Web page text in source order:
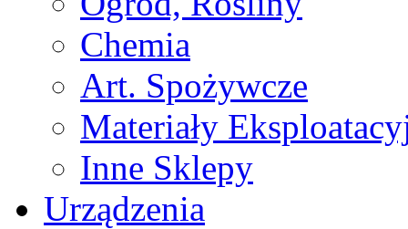
Chemia
Art. Spożywcze
Materiały
Inne Sklepy
Urządzenia